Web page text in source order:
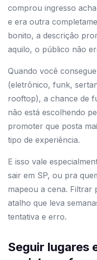
comprou ingresso
e era outra
bonito, a descrição
aquilo, o público não
Quando você
(eletrônico, funk,
rooftop), a chance de
não está escolhendo
promoter que posta
tipo de experiência.
E isso vale
sair em SP, ou pra
mapeou a cena. Filtrar
atalho que leva
tentativa e erro.
Seguir lugares